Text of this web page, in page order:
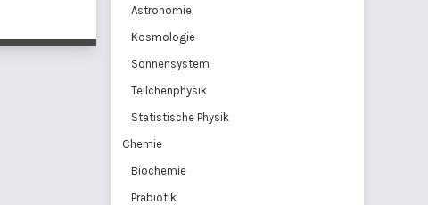
Astronomie
Kosmologie
Sonnensystem
Teilchenphysik
Statistische Physik
Chemie
Biochemie
Präbiotik